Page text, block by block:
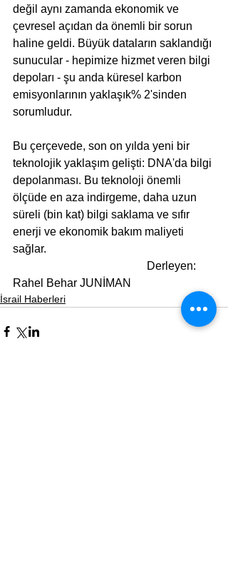
değil aynı zamanda ekonomik ve
çevresel açıdan da önemli bir sorun
haline geldi. Büyük dataların saklandığı
sunucular - hepimize hizmet veren bilgi
depoları - şu anda küresel karbon
emisyonlarının yaklaşık% 2'sinden
sorumludur.
Bu çerçevede, son on yılda yeni bir
teknolojik yaklaşım gelişti: DNA'da bilgi
depolanması. Bu teknoloji önemli
ölçüde en aza indirgeme, daha uzun
süreli (bin kat) bilgi saklama ve sıfır
enerji ve ekonomik bakım maliyeti
sağlar.
Rahel Behar JUNİMAN
İsrail Haberleri